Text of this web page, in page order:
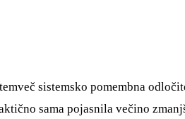
sistemsko pomembna
sama pojasnila večino